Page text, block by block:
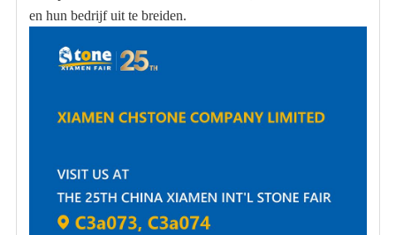
en hun bedrijf uit te breiden.